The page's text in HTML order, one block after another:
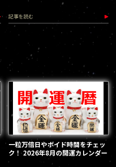
記事を読む
一粒万倍日やボイド時間をチェッ
ク！ 2026年8月の開運カレンダー